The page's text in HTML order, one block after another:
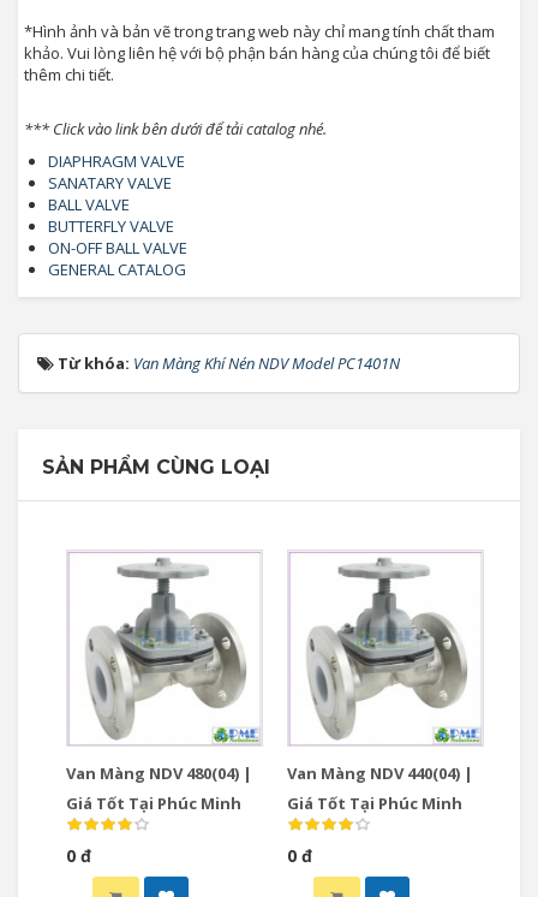
*Hình ảnh và bản vẽ trong trang web này chỉ mang tính chất tham
khảo. Vui lòng liên hệ với bộ phận bán hàng của chúng tôi để biết
thêm chi tiết.
*** Click vào link bên dưới để tải catalog nhé.
DIAPHRAGM VALVE
SANATARY VALVE
BALL VALVE
BUTTERFLY VALVE
ON-OFF BALL VALVE
GENERAL CATALOG
Từ khóa: Van Màng Khí Nén NDV Model PC1401N
SẢN PHẨM CÙNG LOẠI
Van Màng NDV 480(04) |
Giá Tốt Tại Phúc Minh
0 đ
Van Màng NDV 440(04) |
Giá Tốt Tại Phúc Minh
0 đ